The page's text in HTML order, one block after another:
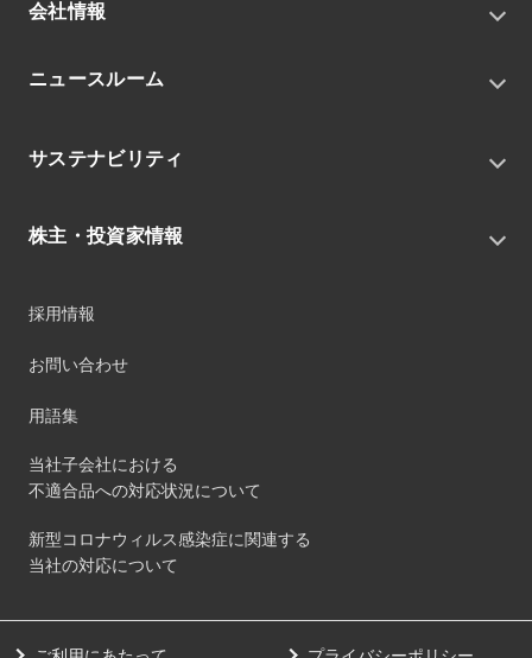
会社情報
会社概要
中期経営戦略
役員
事業
ニュースルーム
トピックス
IRニュース
サステナビリティ
環境
ガバナンス
マテリアリティ
サステナビリティデータ
第三者保証
社外団体への加盟
社外からの評価
ダイバーシティ・エクイティ&インクルージョン
株主・投資家情報
財務ハイライト
IRカレンダー
個人投資家のみなさまへ
採用情報
お問い合わせ
用語集
当社子会社における
不適合品への対応状況について
新型コロナウィルス感染症に関連する
当社の対応について